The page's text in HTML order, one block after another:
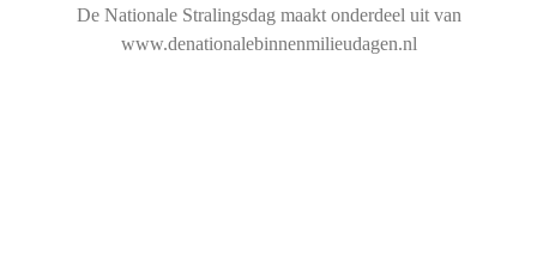
De Nationale Stralingsdag maakt onderdeel uit van
www.denationalebinnenmilieudagen.nl